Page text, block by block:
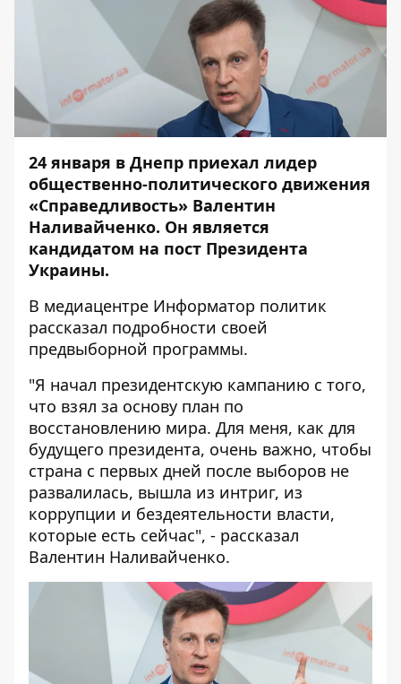
24 января в Днепр приехал лидер
общественно-политического движения
«Справедливость» Валентин
Наливайченко. Он является
кандидатом на пост Президента
Украины.
В медиацентре Информатор политик
рассказал подробности своей
предвыборной программы.
"Я начал президентскую кампанию с того,
что взял за основу план по
восстановлению мира. Для меня, как для
будущего президента, очень важно, чтобы
страна с первых дней после выборов не
развалилась, вышла из интриг, из
коррупции и бездеятельности власти,
которые есть сейчас", - рассказал
Валентин Наливайченко.